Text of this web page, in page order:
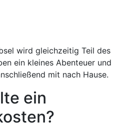
wird gleichzeitig Teil des
ein kleines Abenteuer und
mit nach Hause.
ein